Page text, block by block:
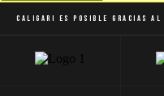
Caligari es posible gracias al